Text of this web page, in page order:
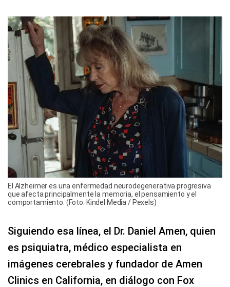
El Alzheimer es una enfermedad neurodegenerativa progresiva
que afecta principalmente la memoria, el pensamiento y el
comportamiento. (Foto: Kindel Media / Pexels)
Siguiendo esa línea, el Dr. Daniel Amen, quien
es psiquiatra, médico especialista en
imágenes cerebrales y fundador de Amen
Clinics en California, en diálogo con Fox